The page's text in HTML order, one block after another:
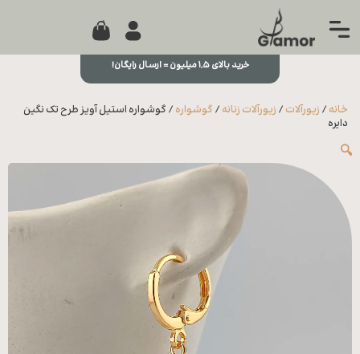
جستجو...
مجله
0
خرید بالای ۱,۵ میلیون = ارسال رایگان!
خانه / زیورآلات / زیورآلات زنانه / گوشواره / گوشواره استیل آویز طرح تک نگین
دایره
🔍